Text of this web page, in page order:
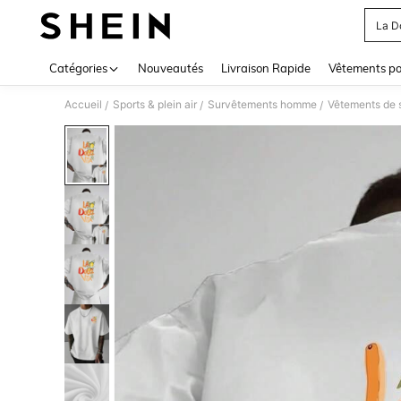
La
Catégories Nouveautés Livraison Rapide Vêtements
Accueil / Sports & plein air / Survêtements homme / Vêtements de